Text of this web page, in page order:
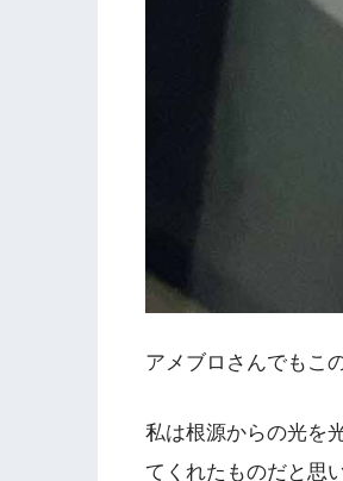
アメブロさんでもこ
私は根源からの光を
てくれたものだと思